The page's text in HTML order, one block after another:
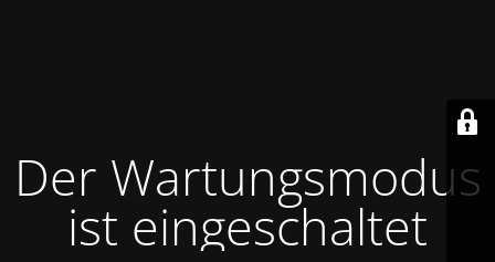
Der Wartungsmodus
ist eingeschaltet